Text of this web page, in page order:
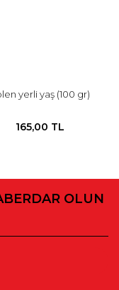
yerli yaş (100 gr)
165,00 TL
OLUN